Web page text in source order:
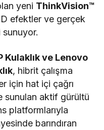
yeni ThinkVision™
efektler ve gerçek
Kulaklık ve Lenovo
, hibrit çalışma
için hat içi çağrı
sunulan aktif gürültü
platformlarıyla
barındıran